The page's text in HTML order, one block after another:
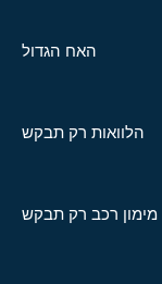
האח הגדול
הלוואות רק תבקש
מימון רכב רק תבקש